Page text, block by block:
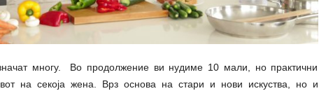
многу. Во продолжение ви нудиме 10 мали, но практични
на секоја жена. Врз основа на стари и нови искуства, но и